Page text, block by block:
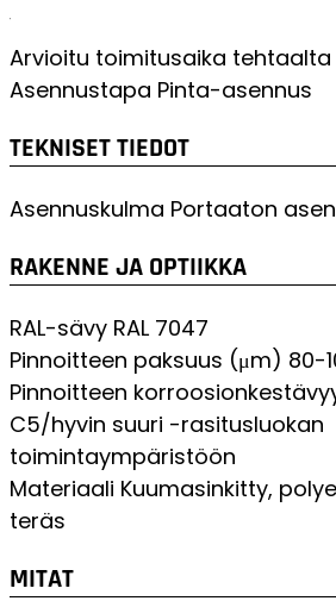
Valmistusmaa
Arvioitu toimitusaika tehtaalta
Asennustapa Pinta-asennus
TEKNISET TIEDOT
Asennuskulma Portaaton
RAKENNE JA OPTIIKKA
RAL-sävy RAL 7047
Pinnoitteen paksuus (μm) 80-
Pinnoitteen
C5/hyvin suuri -rasitusluokan
toimintaympäristöön
Materiaali Kuumasinkitty,
teräs
MITAT